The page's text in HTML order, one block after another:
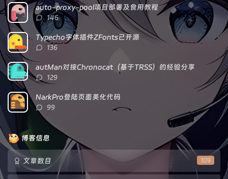
数：
auto-proxy-pool项目部署及食用教程
评
论
数：
146
Typecho字体插件ZFonts已开源
评
数：
136
autMan对接Chronocat（基于TRSS）的经验分享
评
论
数：
129
NarkPro登陆页面美化代码
评
数：
99
博客信息
109
文章数目